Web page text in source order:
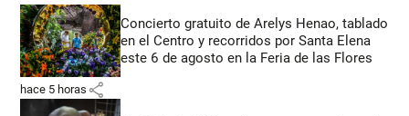
Concierto gratuito de Arelys Henao, tablado
en el Centro y recorridos por Santa Elena
este 6 de agosto en la Feria de las Flores
hace 5 horas share